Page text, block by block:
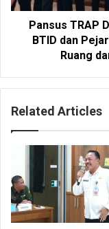
Pansus TRAP
BTID dan
Ruang
Related Articles